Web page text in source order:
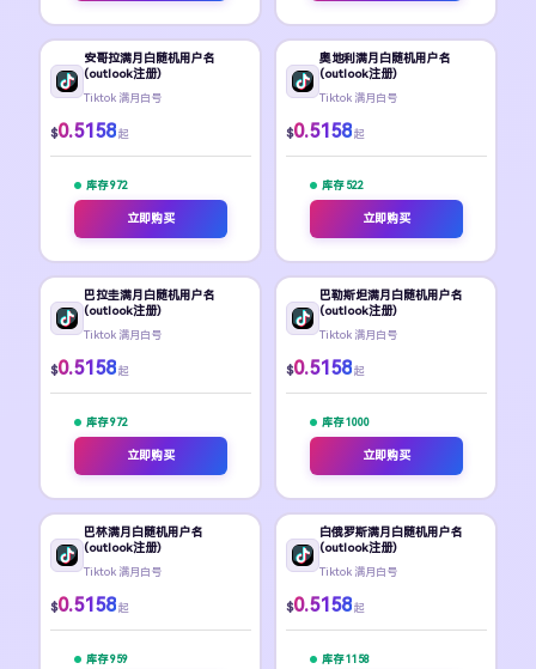
安哥拉满月白随机用户名
(outlook注册)
Tiktok 满月白号
$0.5158 起
库存 972
立即购买
奥地利满月白随机用户名
(outlook注册)
Tiktok 满月白号
$0.5158 起
库存 522
立即购买
巴拉圭满月白随机用户名
(outlook注册)
Tiktok 满月白号
$0.5158 起
库存 972
立即购买
巴勒斯坦满月白随机用户名
(outlook注册)
Tiktok 满月白号
$0.5158 起
库存 1000
立即购买
巴林满月白随机用户名
(outlook注册)
Tiktok 满月白号
$0.5158 起
库存 959
白俄罗斯满月白随机用户名
(outlook注册)
Tiktok 满月白号
$0.5158 起
库存 1158